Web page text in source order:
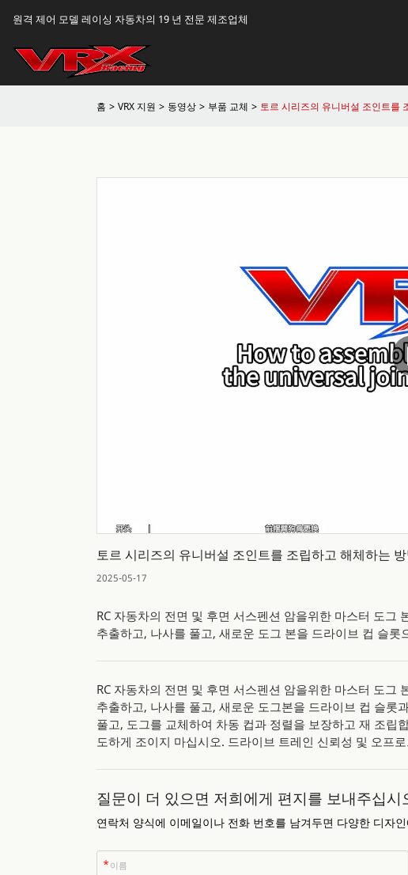
원격 제어 모델 레이싱 자동차의 19 년 전문 제조업체
홈 VRX 지원 동영상 부품 교체 토르 시리즈의 유니버설 조인트를
토르 시리즈의 유니버설 조인트를 조립하고 해체하는
2025-05-17
RC 자동차의 전면 및 후면 서스펜션 암을위한 마스터 도
추출하고, 나사를 풀고, 새로운 도그 본을 드라이브 컵 슬롯
RC 자동차의 전면 및 후면 서스펜션 암을위한 마스터 도
추출하고, 나사를 풀고, 새로운 도그본을 드라이브 컵 슬롯
풀고, 도그를 교체하여 차동 컵과 정렬을 보장하고 재 조립
도하게 조이지 마십시오. 드라이브 트레인 신뢰성 및 오프
질문이 더 있으면 저희에게 편지를 보내주십시
연락처 양식에 이메일이나 전화 번호를 남겨두면 다양한 디자
*